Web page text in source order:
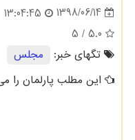
1398/06/14
13:04:45
5.0
/ 5
تگهای خبر:
مجلس
این مطلب پارلمان را